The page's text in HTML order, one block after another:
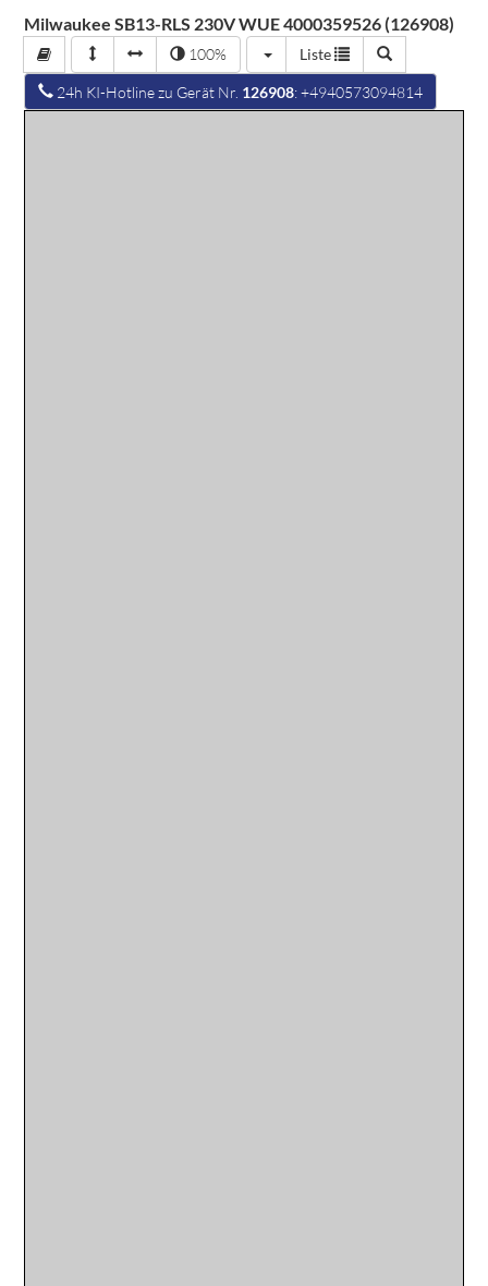
Milwaukee SB13-RLS 230V WUE 4000359526 (126908)
100% Liste
24h KI-Hotline zu Gerät Nr. 126908: +4940573094814